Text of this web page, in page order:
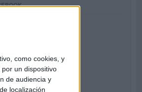
como cookies, y
un dispositivo
de audiencia y
localización